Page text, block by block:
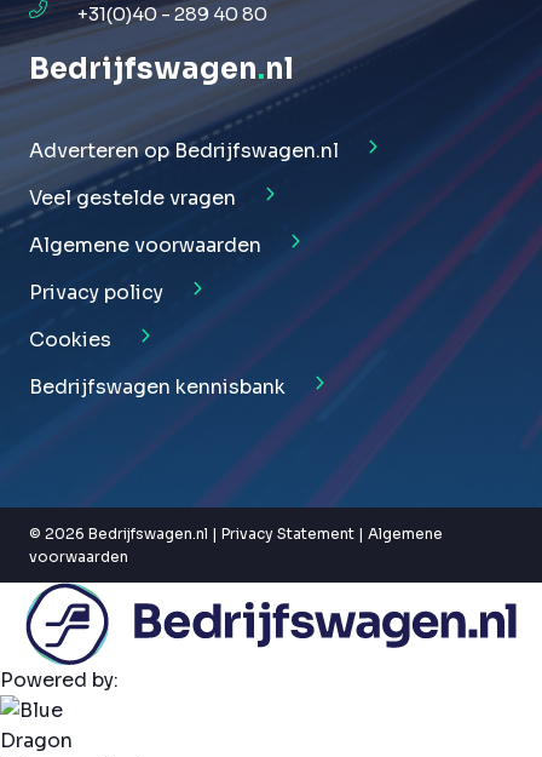
+31(0)40 - 289 40 80
Bedrijfswagen.nl
Adverteren op Bedrijfswagen.nl
Veel gestelde vragen
Algemene voorwaarden
Privacy policy
Cookies
Bedrijfswagen kennisbank
© 2026 Bedrijfswagen.nl | Privacy Statement | Algemene
voorwaarden
Powered by: